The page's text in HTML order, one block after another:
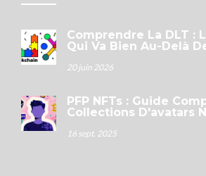
Comprendre La DLT :
Qui Va Bien Au-Delà
20 juin 2026
PFP NFTs : Guide
Collections D'avatars
16 sept. 2025